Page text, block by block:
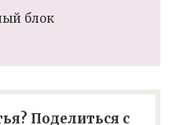
блок
Поделиться с